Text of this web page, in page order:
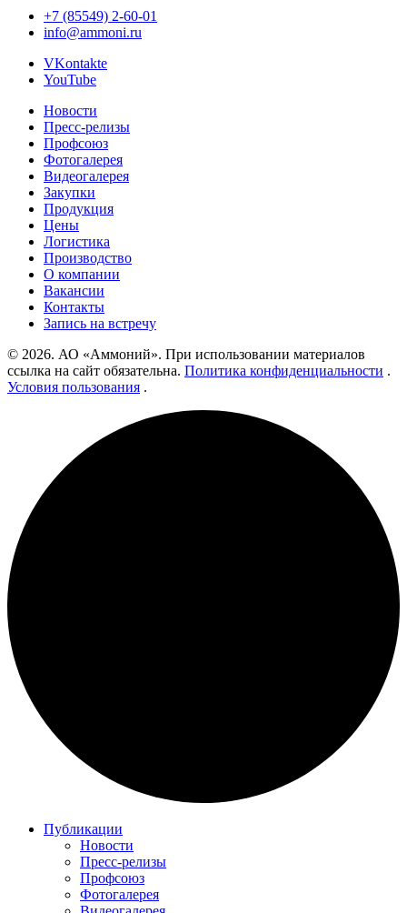
+7 (85549) 2-60-01
info@ammoni.ru
VKontakte
YouTube
Новости
Пресс-релизы
Профсоюз
Фотогалерея
Видеогалерея
Закупки
Продукция
Цены
Логистика
Производство
О компании
Вакансии
Контакты
Запись на встречу
© 2026. АО «Аммоний». При использовании материалов
ссылка на сайт обязательна. Политика конфиденциальности .
Условия пользования .
Публикации
Новости
Пресс-релизы
Профсоюз
Фотогалерея